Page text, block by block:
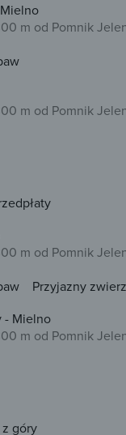
m od Pomnik
m od Pomnik
m od Pomnik
Przyjazny
- Mielno
m od Pomnik
z góry